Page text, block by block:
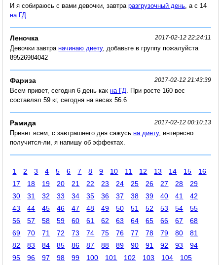
И я собираюсь с вами девочки, завтраразгрузочный день , а с 14
на ГД
Леночка 2017-02-12 22:24:11
Девочки завтраначинаю диету, добавьте в группу пожалуйста
89526984042
Фариза 2017-02-12 21:43:39
Всем привет, сегодня 6 день какна ГД
. При росте 160 вес
составлял 59 кг, сегодня на весах 56.6
Рамида 2017-02-12 00:10:13
Привет всем, с завтрашнего дня сажусьна диету, интересно
получится-ли, я напишу об эффектах.
1 2 3 4 5 6 7 8 9 10 11 12 13 14 15
16
17
18 19 20 21 22 23 24 25 26 27 28
29
30
31 32 33 34 35 36 37 38 39 40 41
42
43
44 45 46 47 48 49 50 51 52 53 54
55
56
57 58 59 60 61 62 63 64 65 66 67
68
69
70 71 72 73 74 75 76 77 78 79 80
81
82
83 84 85 86 87 88 89 90 91 92 93
94
95
96 97 98 99 100 101 102 103 104
105